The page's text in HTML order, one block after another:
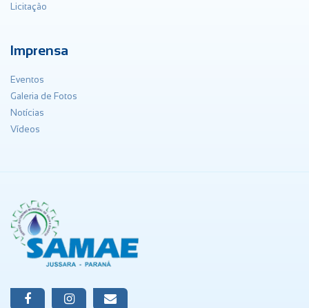
Licitação
Imprensa
Eventos
Galeria de Fotos
Notícias
Vídeos